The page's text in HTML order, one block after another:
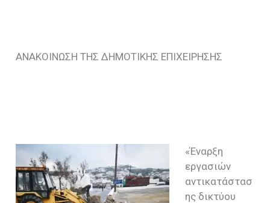
ΑΝΑΚΟΙΝΩΣΗ ΤΗΣ ΔΗΜΟΤΙΚΗΣ ΕΠΙΧΕΙΡΗΣΗΣ
«Έναρξη
εργασιών
αντικατάστασ
ης δικτύου